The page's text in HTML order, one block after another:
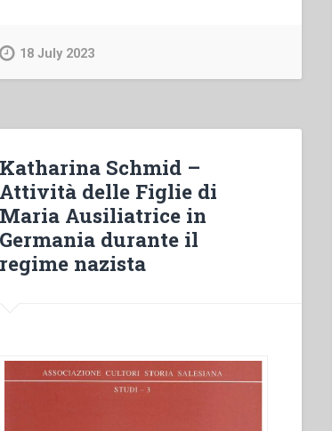
di
cooperazione
salesiana”
in
“Colloqui
sulla
vita
18 July 2023
Katharina Schmid –
Attività delle Figlie di
Maria Ausiliatrice in
Germania durante il
regime nazista